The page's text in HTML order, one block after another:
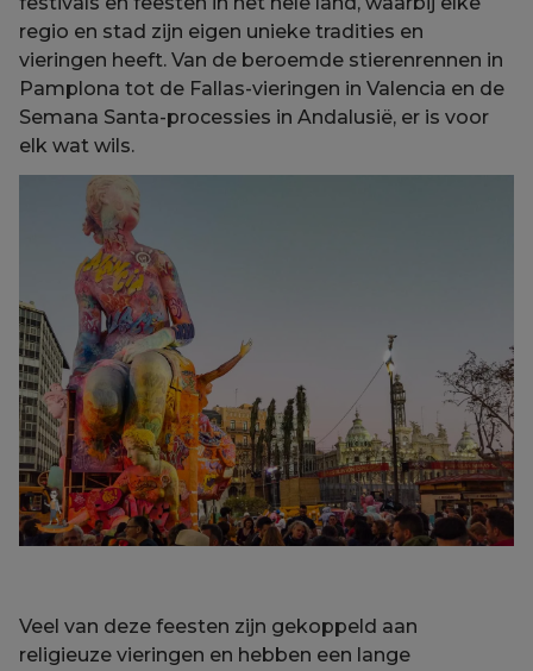
regio en stad zijn eigen unieke tradities en
vieringen heeft. Van de beroemde stierenrennen in
Pamplona tot de Fallas-vieringen in Valencia en de
Semana Santa-processies in Andalusië, er is voor
elk wat wils.
Veel van deze feesten zijn gekoppeld aan
religieuze vieringen en hebben een lange